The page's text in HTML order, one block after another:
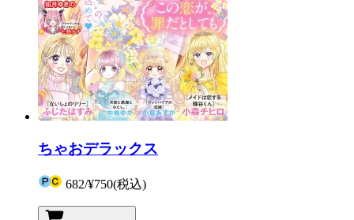
ちゃおデラックス
682/¥750(税込)